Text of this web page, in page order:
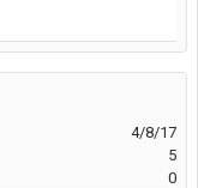
4/8/17
5
0